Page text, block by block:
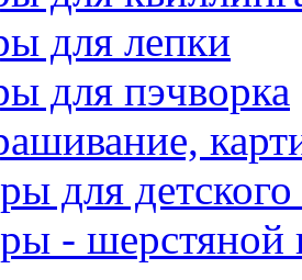
для лепки
для пэчворка
для
- шерстяной